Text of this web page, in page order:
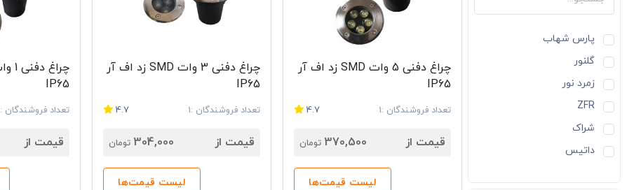
پارس شهاب
گلنور
زمرد نور
ZFR
شراک
داتیس
چراغ دفنی 5 وات SMD زد اف آر
IP65
تعداد فروشندگان :1 4.7
قیمت از 370,500 تومان
لیست قیمت‌ها
چراغ دفنی 3 وات SMD زد اف آر
IP65
تعداد فروشندگان :1 4.7
قیمت از 304,000 تومان
لیست قیمت‌ها
IP65
تعداد فروشندگان :1
قیمت از